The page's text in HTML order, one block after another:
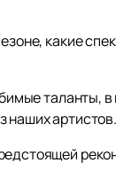
какие
таланты, в
наших артистов.